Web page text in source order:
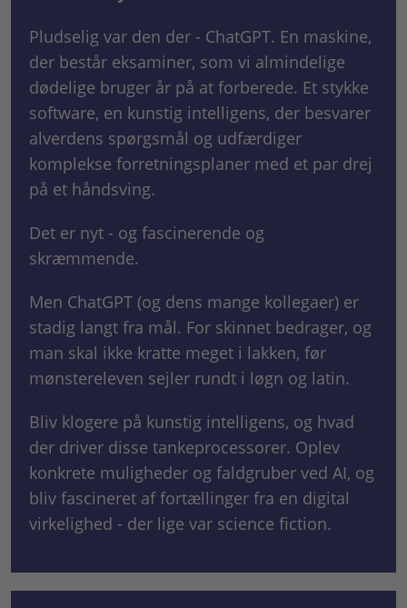
Pludselig var den der - ChatGPT. En maskine,
der består eksaminer, som vi almindelige
dødelige bruger år på at forberede. Et stykke
software, en kunstig intelligens, der besvarer
alverdens spørgsmål og udfærdiger
komplekse forretningsplaner med et par drej
på et håndsving.
Det er nyt - og fascinerende og
skræmmende.
Men ChatGPT (og dens mange kollegaer) er
stadig langt fra mål. For skinnet bedrager, og
man skal ikke kratte meget i lakken, før
mønstereleven sejler rundt i løgn og latin.
Bliv klogere på kunstig intelligens, og hvad
der driver disse tankeprocessorer. Oplev
konkrete muligheder og faldgruber ved AI, og
bliv fascineret af fortællinger fra en digital
virkelighed - der lige var science fiction.